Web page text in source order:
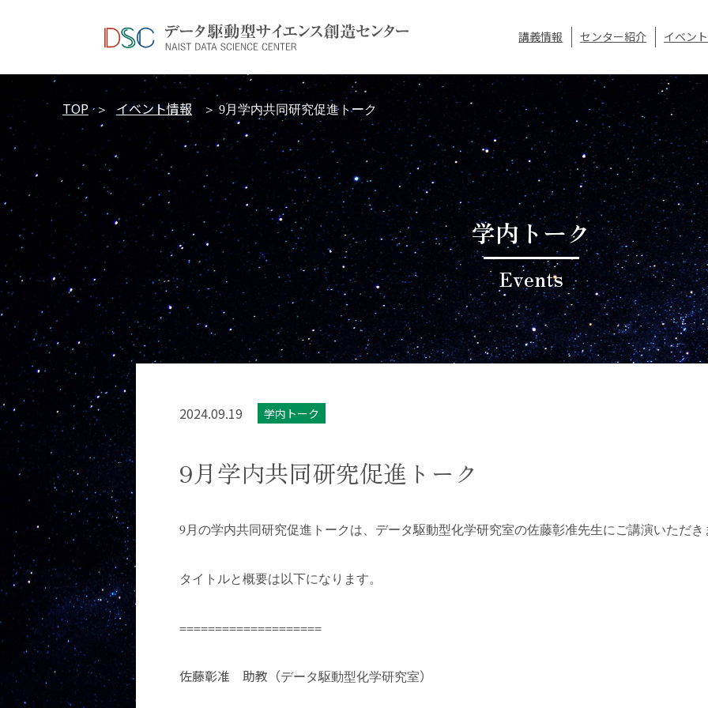
講義情報 センター紹介 イベント
TOP ＞ イベント情報 ＞ 9月学内共同研究促進トーク
学内トーク
Events
2024.09.19 学内トーク
9月学内共同研究促進トーク
9月の学内共同研究促進トークは、データ駆動型化学研究室の佐藤彰准先生にご講演いただき
タイトルと概要は以下になります。
====================
佐藤彰准 助教（データ駆動型化学研究室）